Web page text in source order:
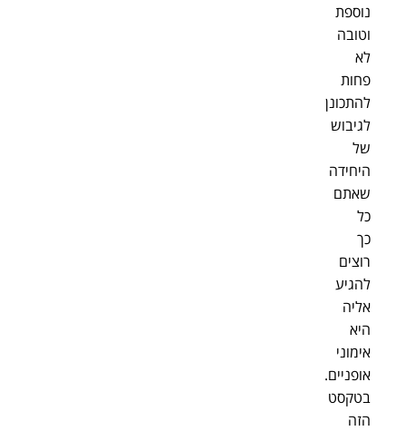
נוספת
וטובה
לא
פחות
להתכונן
לגיבוש
של
היחידה
שאתם
כל
כך
רוצים
להגיע
אליה
היא
אימוני
אופניים.
בטקסט
הזה